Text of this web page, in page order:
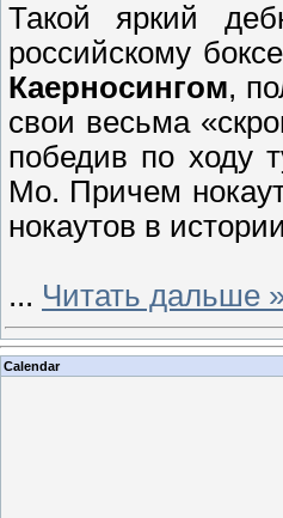
Такой яркий
российскому
Каерносингом,
свои весьма
победив по ходу
Мо. Причем
нокаутов в
... Читать дальше
Calendar